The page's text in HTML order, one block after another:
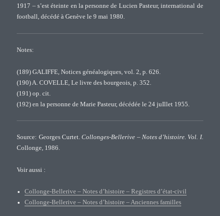
1917 – s’est éteinte en la personne de Lucien Pasteur, international de
football, décédé à Genève le 9 mai 1980.
Notes:
(189) GALIFFE, Notices généalogiques, vol. 2, p. 626.
(190) A. COVELLE, Le livre des bourgeois, p. 352.
(191) op. cit.
(192) en la personne de Marie Pasteur, décédée le 24 juIllet 1955.
Source: Georges Curtet.Collonges-Bellerive – Notes d’histoire. Vol. I.
Collonge, 1986.
Voir aussi :
Collonge-Bellerive – Notes d’histoire – Registres d’état-civil
Collonge-Bellerive – Notes d’histoire – Anciennes familles